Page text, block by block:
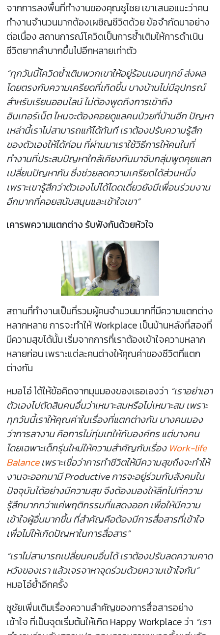
จากการลงพื้นที่ทำงานของคุณชูไชย เขาเสนอแนะว่าคน
ทำงานจำนวนมากต้องเผชิญชีวิตด้วย ข้อจำกัดมาอย่าง
ต่อเนื่อง สถานการณ์โควิดเป็นการซ้ำเติมให้การดำเนิน
ชีวิตยากลำบากขึ้นไปอีกหลายเท่าตัว
“ทุกวันนี้โควิดซ้ำเติมพวกเขาให้อยู่ร้อนนอนทุกข์ ส่งผล
โดยตรงกับความเครียดที่เกิดขึ้น บางบ้านไม่มีอุปกรณ์
สำหรับเรียนออนไลน์ ไม่ต้องพูดถึงการเข้าถึง
อินเทอร์เน็ต ไหนจะต้องคอยดูแลคนป่วยที่บ้านอีก ปัญหา
เหล่านี้เราไม่สามารถแก้ได้ทันที เราต้องปรับความรู้สึก
ของตัวเองให้ได้ก่อน ที่ผ่านมาเราใช้วิธีการให้คนในที่
ทำงานที่ประสบปัญหาใกล้เคียงกันมาจับกลุ่มพูดคุยแลก
เปลี่ยนปัญหากัน ซึ่งช่วยลดความเครียดได้ส่วนหนึ่ง
เพราะเขารู้สึกว่าตัวเองไม่ได้โดดเดี่ยวยังมีเพื่อนร่วมงาน
อีกมากที่คอยสนับสนุนและเข้าใจเขา”
เคารพความแตกต่าง รับฟังกันด้วยหัวใจ
สถานที่ทำงานเป็นที่รวมผู้คนจำนวนมากที่มีความแตกต่าง
หลากหลาย การจะทำให้ Workplace เป็นบ้านหลังที่สองที่
มีความสุขได้นั้น เริ่มจากการที่เราต้องเข้าใจความหลาก
หลายก่อน เพราะแต่ละคนต่างให้คุณค่าของชีวิตที่แตก
ต่างกัน
หมอโอ๋ ได้ให้ข้อคิดจากมุมมองของเธอเองว่า “เราอย่าเอา
ตัวเองไปตัดสินคนอื่นว่าเหมาะสมหรือไม่เหมาะสม เพราะ
ทุกวันนี้เราให้คุณค่าในเรื่องที่แตกต่างกัน บางคนมอง
ว่าการลางาน คือการไม่ทุ่มเทให้กับองค์กร แต่บางคน
โดยเฉพาะเด็กรุ่นใหม่ให้ความสำคัญกับเรื่อง Work-life
Balanceเพราะเชื่อว่าการทำชีวิตให้มีความสุขถึงจะทำให้
งานจะออกมามี Productive การจะอยู่ร่วมกับสังคมใน
ปัจจุบันได้อย่างมีความสุข จึงต้องมองให้ลึกไปที่ความ
รู้สึกมากกว่าแค่พฤติกรรมที่แสดงออก เพื่อให้มีความ
เข้าใจผู้อื่นมากขึ้น ที่สำคัญคือต้องมีการสื่อสารที่เข้าใจ
เพื่อไม่ให้เกิดปัญหาในการสื่อสาร”
“เราไม่สามารถเปลี่ยนคนอื่นได้ เราต้องปรับลดความคาด
หวังของเรา แล้วเจรจาหาจุดร่วมด้วยความเข้าใจกัน”
หมอโอ๋ย้ำอีกครั้ง
ชูชัยเพิ่มเติมเรื่องความสำคัญของการสื่อสารอย่าง
เข้าใจ ที่เป็นจุดเริ่มต้นให้เกิด Happy Workplace ว่า “เรา